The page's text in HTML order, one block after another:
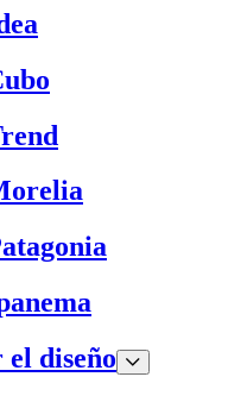
diseño